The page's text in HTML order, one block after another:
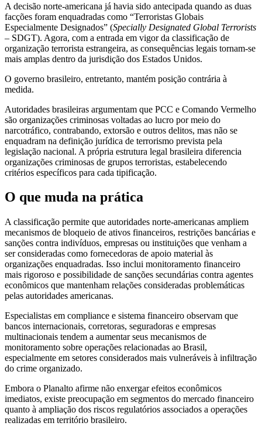
A decisão norte-americana já havia sido antecipada quando as duas
facções foram enquadradas como “Terroristas Globais
Especialmente Designados” (Specially Designated Global Terrorists
– SDGT). Agora, com a entrada em vigor da classificação de
organização terrorista estrangeira, as consequências legais tornam-se
mais amplas dentro da jurisdição dos Estados Unidos.
O governo brasileiro, entretanto, mantém posição contrária à
medida.
Autoridades brasileiras argumentam que PCC e Comando Vermelho
são organizações criminosas voltadas ao lucro por meio do
narcotráfico, contrabando, extorsão e outros delitos, mas não se
enquadram na definição jurídica de terrorismo prevista pela
legislação nacional. A própria estrutura legal brasileira diferencia
organizações criminosas de grupos terroristas, estabelecendo
critérios específicos para cada tipificação.
O que muda na prática
A classificação permite que autoridades norte-americanas ampliem
mecanismos de bloqueio de ativos financeiros, restrições bancárias e
sanções contra indivíduos, empresas ou instituições que venham a
ser consideradas como fornecedoras de apoio material às
organizações enquadradas. Isso inclui monitoramento financeiro
mais rigoroso e possibilidade de sanções secundárias contra agentes
econômicos que mantenham relações consideradas problemáticas
pelas autoridades americanas.
Especialistas em compliance e sistema financeiro observam que
bancos internacionais, corretoras, seguradoras e empresas
multinacionais tendem a aumentar seus mecanismos de
monitoramento sobre operações relacionadas ao Brasil,
especialmente em setores considerados mais vulneráveis à infiltração
do crime organizado.
Embora o Planalto afirme não enxergar efeitos econômicos
imediatos, existe preocupação em segmentos do mercado financeiro
quanto à ampliação dos riscos regulatórios associados a operações
realizadas em território brasileiro.